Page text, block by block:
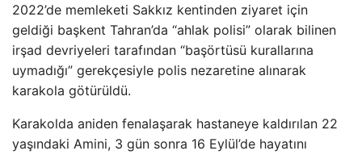
2022’de memleketi Sakkız kentinden ziyaret için
geldiği başkent Tahran’da “ahlak polisi” olarak bilinen
irşad devriyeleri tarafından “başörtüsü kurallarına
uymadığı” gerekçesiyle polis nezaretine alınarak
karakola götürüldü.
Karakolda aniden fenalaşarak hastaneye kaldırılan 22
yaşındaki Amini, 3 gün sonra 16 Eylül’de hayatını